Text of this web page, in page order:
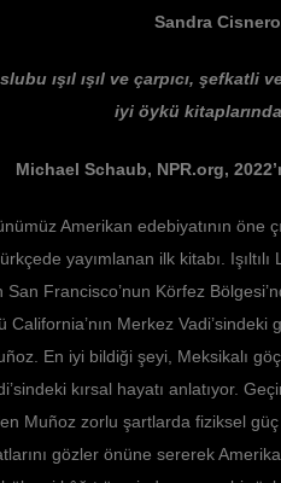
Sandra
ışıl ışıl ve çarpıcı, şefkatli
iyi öykü
Michael Schaub, NPR.org,
Amerikan edebiyatının öne
yayımlanan ilk kitabı.
San Francisco’nun Körfez
California’nın Merkez
En iyi bildiği şeyi, Meksikalı
kırsal hayatı anlatıyor.
Muñoz zorlu şartlarda fiziksel
gözler önüne sererek